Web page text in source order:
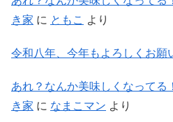
き家 に ともこ より
令和八年、今年もよろしくお願
あれ？なんか美味しくなってる
き家 に なまこマン より